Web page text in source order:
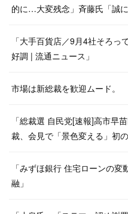
的に…大変残念」斉藤氏「誠
「大手百貨店／9月4社そろっ
好調 | 流通ニュース」
市場は新総裁を歓迎ムード。
「総裁選 自民党[速報]高市早
裁、会見で「景色変える」初
「みずほ銀行 住宅ローンの
融」